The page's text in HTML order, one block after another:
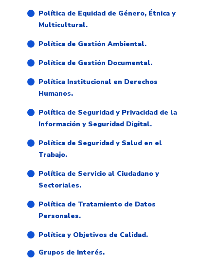
Política de Equidad de Género, Étnica y
Multicultural.
Política de Gestión Ambiental.
Política de Gestión Documental.
Política Institucional en Derechos
Humanos.
Política de Seguridad y Privacidad de la
Información y Seguridad Digital.
Política de Seguridad y Salud en el
Trabajo.
Política de Servicio al Ciudadano y
Sectoriales.
Política de Tratamiento de Datos
Personales.
Política y Objetivos de Calidad.
Grupos de Interés.